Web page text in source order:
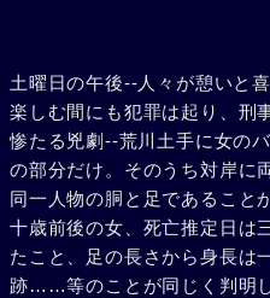
土曜日の午後--人々が憩いと
楽しむ間にも犯罪は起り、刑
惨たる兇劇--荒川土手に女の
の部分だけ。そのうち対岸に
同一人物の胴と足であること
十歳前後の女、死亡推定日は
たこと、足の長さから身長は
跡……等のことが同じく判明